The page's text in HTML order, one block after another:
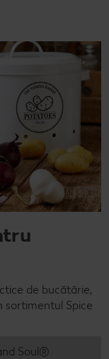
de bucătărie,
sortimentul Spice
Soul®